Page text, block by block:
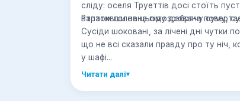
сліду: оселя Труеттів досі стоїть
втративши на цьому добрячу суму,
Раптом головна підозрювана
Сусіди шоковані, за лічені дні чутки
що не всі сказали правду про ту ніч,
у шафі...
Читати далі▾